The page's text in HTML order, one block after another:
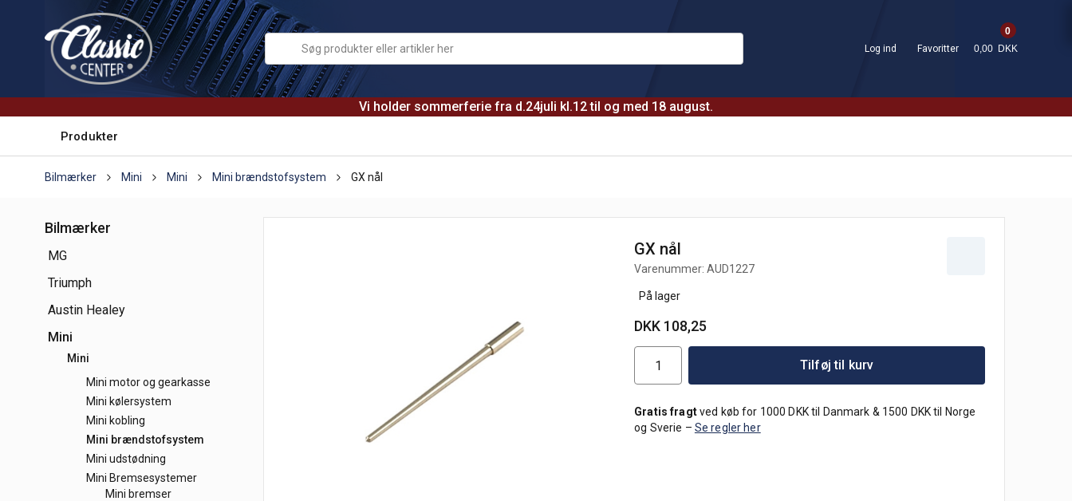
Vi holder sommerferie fra d.24juli kl.12 til og med 18 august.
Log ind Favoritter
0
0,00 DKK
Produkter
Bilmærker Mini Mini Mini brændstofsystem GX nål
Bilmærker
MG
Triumph
Austin Healey
Mini
Mini
Mini motor og gearkasse
Mini kølersystem
Mini kobling
Mini brændstofsystem
Mini udstødning
Mini Bremsesystemer
Mini bremser
GX nål
Varenummer:AUD1227
På lager
DKK 108,25
Tilføj til kurv
Gratis fragtved køb for 1000 DKK til Danmark & 1500 DKK til Norge
og Sverie – Se regler her